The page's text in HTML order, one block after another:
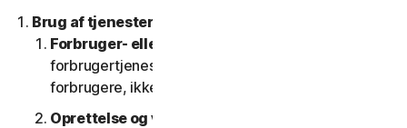
Brug af tjenesterne.
Forbruger- eller erhvervstjenester
forbrugertjenester er kun designet og egnet til
forbrugere, ikke til SV'er.
Oprettelse og vedligeholdelse af en konto.